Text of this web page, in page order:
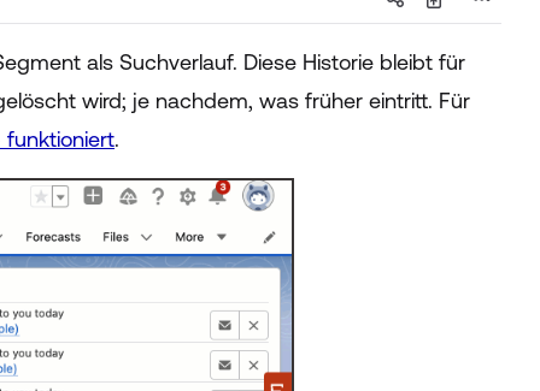
als Suchverlauf. Diese Historie bleibt für
wird; je nachdem, was früher eintritt. Für
funktioniert.